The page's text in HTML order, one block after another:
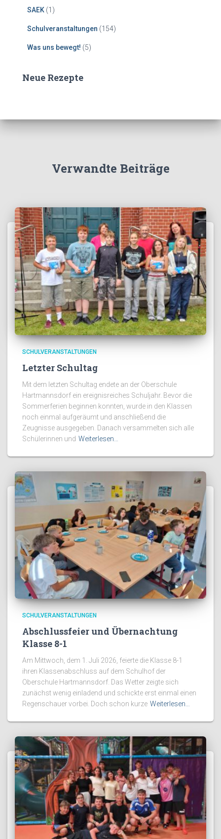
SAEK (1)
Schulveranstaltungen (154)
Was uns bewegt! (5)
Neue Rezepte
Verwandte Beiträge
SCHULVERANSTALTUNGEN
Letzter Schultag
Mit dem letzten Schultag endete an der Oberschule
Hartmannsdorf ein ereignisreiches Schuljahr. Bevor die
Sommerferien beginnen konnten, wurde in den Klassen
noch einmal aufgeräumt und anschließend die
Zeugnisse ausgegeben. Danach versammelten sich alle
Schülerinnen und Weiterlesen…
SCHULVERANSTALTUNGEN
Abschlussfeier und Übernachtung
Klasse 8-1
Am Mittwoch, dem 1. Juli 2026, feierte die Klasse 8-1
ihren Klassenabschluss auf dem Schulhof der
Oberschule Hartmannsdorf. Das Wetter zeigte sich
zunächst wenig einladend und schickte erst einmal einen
Regenschauer vorbei. Doch schon kurze Weiterlesen…